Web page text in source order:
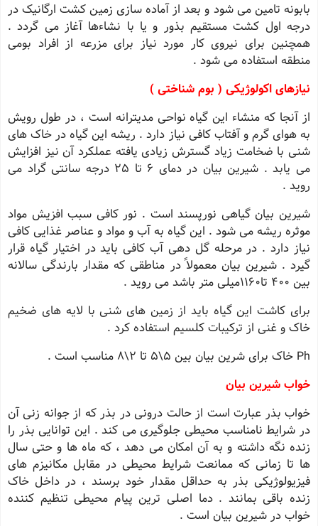
بابونه تامین می شود و بعد از آماده سازی زمین کشت ارگانیک در
درجه اول کشت مستقیم بذور و یا با نشاءها آغاز می گردد .
همچنین برای نیروی کار مورد نیاز برای مزرعه از افراد بومی
منطقه استفاده می شود .
نیازهای اکولوژیکی ( بوم شناختی )
از آنجا که منشاء این گیاه نواحی مدیترانه است ، در طول رویش
به هوای گرم و آفتاب کافی نیاز دارد . ریشه این گیاه در خاک های
شنی با ضخامت زیاد گسترش زیادی یافته عملکرد آن نیز افزایش
می یابد . شیرین بیان در دمای 6 تا 25 درجه سانتی گراد می
روید .
شیرین بیان گیاهی نورپسند است . نور کافی سبب افزیش مواد
موثره ریشه می شود . این گیاه به آب و مواد و عناصر غذایی کافی
نیاز دارد . در مرحله گل دهی آب کافی باید در اختیار گیاه قرار
گیرد . شیرین بیان معمولاً در مناطقی که مقدار بارندگی سالانه
بین 400 تا1160میلی متر باشد می روید .
برای کاشت این گیاه باید از زمین های شنی با لایه های ضخیم
خاک و غنی از ترکیبات کلسیم استفاده کرد .
Ph خاک برای شرین بیان بین 5\5 تا 2\8 مناسب است .
خواب شیرین بیان
خواب بذر عبارت است از حالت درونی در بذر که از جوانه زنی آن
در شرایط نامناسب محیطی جلوگیری می کند . این توانایی بذر را
زنده نگه داشته و به آن امکان می دهد ، که ماه ها و حتی سال
ها تا زمانی که ممانعت شرایط محیطی در مقابل مکانیزم های
فیزیولوژیکی بذر به حداقل مقدار خود برسند ، در داخل خاک
زنده باقی بمانند . دما اصلی ترین پیام محیطی تنظیم کننده
خواب در شیرین بیان است .